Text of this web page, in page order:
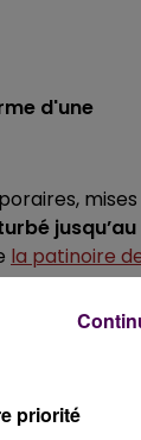
d'une
mises
jusqu’au
la patinoire
des rafales de
troupe,
priorité